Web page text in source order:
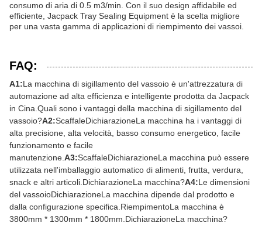
consumo di aria di 0.5 m3/min. Con il suo design affidabile ed
efficiente, Jacpack Tray Sealing Equipment è la scelta migliore
per una vasta gamma di applicazioni di riempimento dei vassoi.
FAQ:
A1:La macchina di sigillamento del vassoio è un'attrezzatura di
automazione ad alta efficienza e intelligente prodotta da Jacpack
in Cina.Quali sono i vantaggi della macchina di sigillamento del
vassoio?A2:ScaffaleDichiarazioneLa macchina ha i vantaggi di
alta precisione, alta velocità, basso consumo energetico, facile
funzionamento e facile
manutenzione. A3:ScaffaleDichiarazioneLa macchina può essere
utilizzata nell'imballaggio automatico di alimenti, frutta, verdura,
snack e altri articoli. DichiarazioneLa macchina?A4:Le dimensioni
del vassoioDichiarazioneLa macchina dipende dal prodotto e
dalla configurazione specifica. RiempimentoLa macchina è
3800mm * 1300mm * 1800mm. DichiarazioneLa macchina?